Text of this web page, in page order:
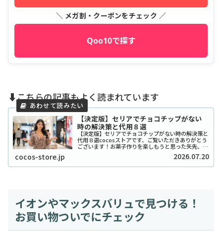
＼ メガ割・クーポンをチェック ／
Qoo10で探す
⬇️こちらの記事もよく読まれています
【決定版】セリアでチョコチップがない
時の解決策と代用８選
【決定版】セリアでチョコチップがない時の解決策と
代用８選cocosストアです、ご覧いただきありがとう
ございます！お菓子作りを楽しもうと思った矢先、セ
リアでチョコチップが「ない！」と困ったことはあり
ませんか？実は私も、クッキーを焼こうとした日...
cocos-store.jp 2026.07.20
イオンやマックスバリュで見つける！
お買い物ついでにチェック